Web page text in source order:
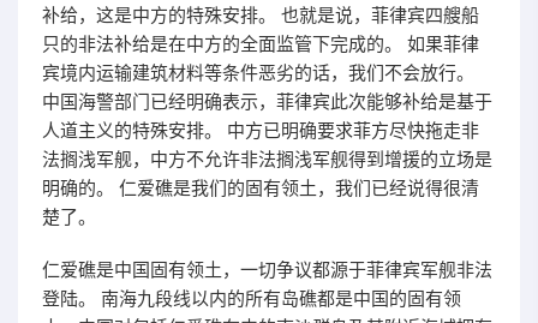
补给，这是中方的特殊安排。 也就是说，菲律宾四艘船
只的非法补给是在中方的全面监管下完成的。 如果菲律
宾境内运输建筑材料等条件恶劣的话，我们不会放行。
中国海警部门已经明确表示，菲律宾此次能够补给是基于
人道主义的特殊安排。 中方已明确要求菲方尽快拖走非
法搁浅军舰，中方不允许非法搁浅军舰得到增援的立场是
明确的。 仁爱礁是我们的固有领土，我们已经说得很清
楚了。
仁爱礁是中国固有领土，一切争议都源于菲律宾军舰非法
登陆。 南海九段线以内的所有岛礁都是中国的固有领